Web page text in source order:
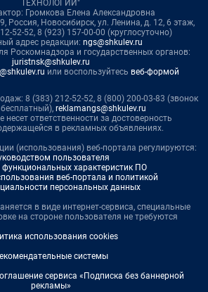
ТЕХНОЛОГИИ"
Громкова Елена Александровна
Россия, Новосибирск, ул. Ленина, д. 12, 6 этаж,
52-52, 8 (923) 157-00-00 (круглосуточно)
адрес редакции: ngs@shkulev.ru
Роскомнадзора и государственных органов:
juristnsk@shkulev.ru
или воспользуйтесь веб-формой
8 (383) 212-52-52, 8 (800) 200-03-83 (звонок
reklamangs@shkulev.ru
несет ответственности за достоверность
в рекламных объявлениях.
(использования) веб-портала регулируются:
пользователя
характеристик ПО
веб-портала и политикой
персональных данных
в виде интернет-сервиса, специальные
на стороне пользователя не требуются
использования cookies
системы
сервиса «Подписка без баннерной
рекламы»